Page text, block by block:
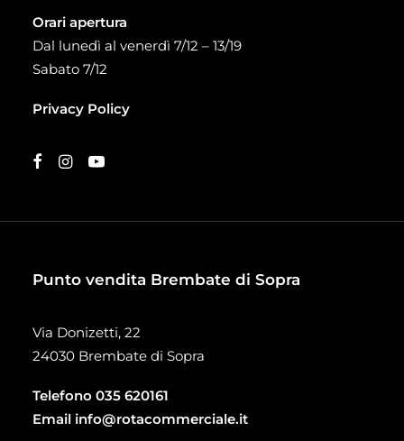
Orari apertura
Dal lunedì al venerdì 7/12 – 13/19
Sabato 7/12
Privacy Policy
Punto vendita Brembate di Sopra
Via Donizetti, 22
24030 Brembate di Sopra
Telefono 035 620161
Email info@rotacommerciale.it